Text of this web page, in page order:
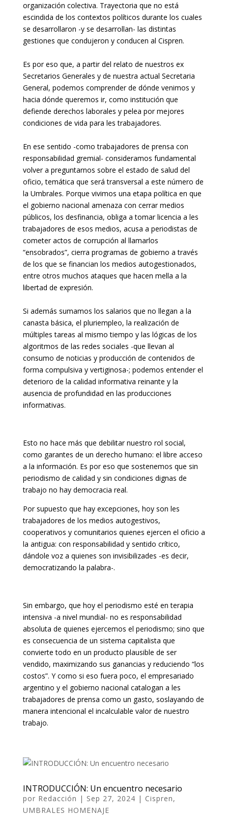
organización colectiva. Trayectoria que no está
escindida de los contextos políticos durante los cuales
se desarrollaron -y se desarrollan- las distintas
gestiones que condujeron y conducen al Cispren.
Es por eso que, a partir del relato de nuestros ex
Secretarios Generales y de nuestra actual Secretaria
General, podemos comprender de dónde venimos y
hacia dónde queremos ir, como institución que
defiende derechos laborales y pelea por mejores
condiciones de vida para les trabajadores.
En ese sentido -como trabajadores de prensa con
responsabilidad gremial- consideramos fundamental
volver a preguntarnos sobre el estado de salud del
oficio, temática que será transversal a este número de
la Umbrales. Porque vivimos una etapa política en que
el gobierno nacional amenaza con cerrar medios
públicos, los desfinancia, obliga a tomar licencia a les
trabajadores de esos medios, acusa a periodistas de
cometer actos de corrupción al llamarlos
“ensobrados”, cierra programas de gobierno a través
de los que se financian los medios autogestionados,
entre otros muchos ataques que hacen mella a la
libertad de expresión.
Si además sumamos los salarios que no llegan a la
canasta básica, el pluriempleo, la realización de
múltiples tareas al mismo tiempo y las lógicas de los
algoritmos de las redes sociales -que llevan al
consumo de noticias y producción de contenidos de
forma compulsiva y vertiginosa-; podemos entender el
deterioro de la calidad informativa reinante y la
ausencia de profundidad en las producciones
informativas.
Esto no hace más que debilitar nuestro rol social,
como garantes de un derecho humano: el libre acceso
a la información. Es por eso que sostenemos que sin
periodismo de calidad y sin condiciones dignas de
trabajo no hay democracia real.
Por supuesto que hay excepciones, hoy son les
trabajadores de los medios autogestivos,
cooperativos y comunitarios quienes ejercen el oficio a
la antigua: con responsabilidad y sentido crítico,
dándole voz a quienes son invisibilizades -es decir,
democratizando la palabra-.
Sin embargo, que hoy el periodismo esté en terapia
intensiva -a nivel mundial- no es responsabilidad
absoluta de quienes ejercemos el periodismo; sino que
es consecuencia de un sistema capitalista que
convierte todo en un producto plausible de ser
vendido, maximizando sus ganancias y reduciendo “los
costos”. Y como si eso fuera poco, el empresariado
argentino y el gobierno nacional catalogan a les
trabajadores de prensa como un gasto, soslayando de
manera intencional el incalculable valor de nuestro
trabajo.
INTRODUCCIÓN: Un encuentro necesario
por Redacción | Sep 27, 2024 | Cispren,
UMBRALES HOMENAJE